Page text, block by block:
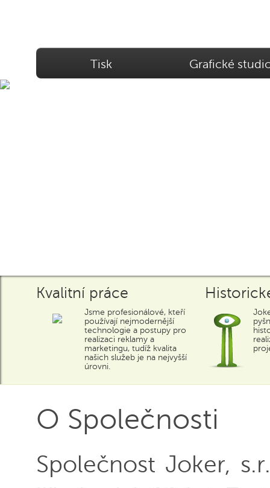
Tisk Grafické
Kvalitní práce
Jsme profesionálové, kteří
používají nejmodernější
technologie a postupy pro
realizaci reklamy a
marketingu, tudíž kvalita
našich služeb je na nejvyšší
úrovni.
O Společnosti
Společnost Joker,